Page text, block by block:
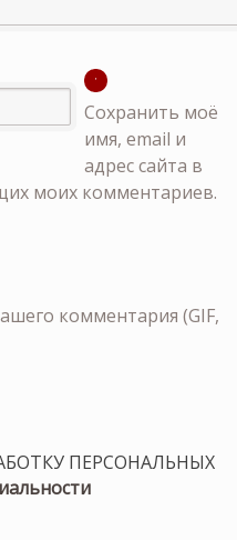
Сохранить моё
имя, email и
адрес сайта в
моих комментариев.
комментария (GIF,
ПЕРСОНАЛЬНЫХ